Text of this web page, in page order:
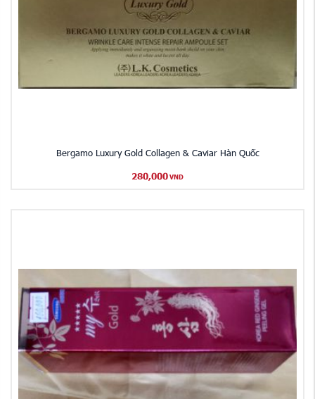
Bergamo Luxury Gold Collagen & Caviar Hàn Quốc
280,000 VND